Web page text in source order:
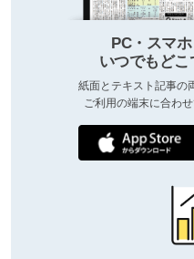
PC・スマ
いつでもど
紙面とテキスト記事の
ご利用の端末に合わ